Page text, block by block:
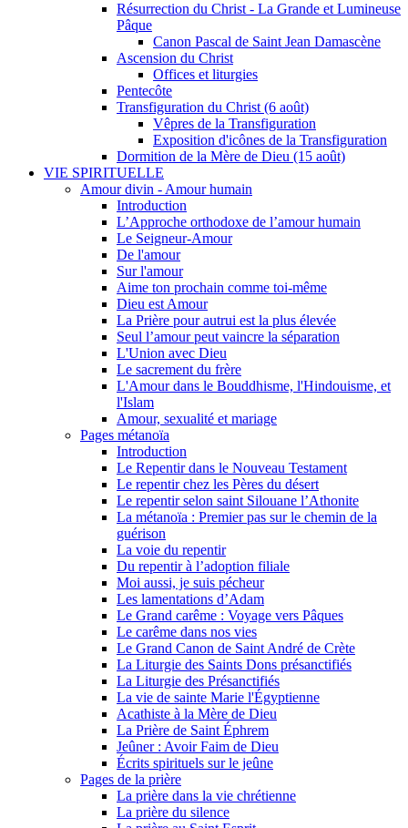
Résurrection du Christ - La Grande et Lumineuse
Pâque
Canon Pascal de Saint Jean Damascène
Ascension du Christ
Offices et liturgies
Pentecôte
Transfiguration du Christ (6 août)
Vêpres de la Transfiguration
Exposition d'icônes de la Transfiguration
Dormition de la Mère de Dieu (15 août)
VIE SPIRITUELLE
Amour divin - Amour humain
Introduction
L’Approche orthodoxe de l’amour humain
Le Seigneur-Amour
De l'amour
Sur l'amour
Aime ton prochain comme toi-même
Dieu est Amour
La Prière pour autrui est la plus élevée
Seul l’amour peut vaincre la séparation
L'Union avec Dieu
Le sacrement du frère
L'Amour dans le Bouddhisme, l'Hindouisme, et
l'Islam
Amour, sexualité et mariage
Pages métanoïa
Introduction
Le Repentir dans le Nouveau Testament
Le repentir chez les Pères du désert
Le repentir selon saint Silouane l’Athonite
La métanoïa : Premier pas sur le chemin de la
guérison
La voie du repentir
Du repentir à l’adoption filiale
Moi aussi, je suis pécheur
Les lamentations d’Adam
Le Grand carême : Voyage vers Pâques
Le carême dans nos vies
Le Grand Canon de Saint André de Crète
La Liturgie des Saints Dons présanctifiés
La Liturgie des Présanctifiés
La vie de sainte Marie l'Égyptienne
Acathiste à la Mère de Dieu
La Prière de Saint Éphrem
Jeûner : Avoir Faim de Dieu
Écrits spirituels sur le jeûne
Pages de la prière
La prière dans la vie chrétienne
La prière du silence